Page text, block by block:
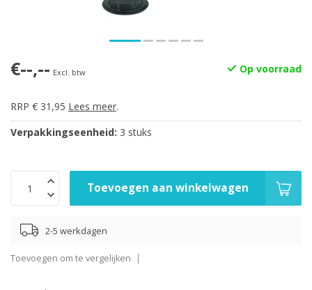
€--,-- Excl. btw Op voorraad
RRP € 31,95 Lees meer.
Verpakkingseenheid: 3 stuks
Toevoegen aan winkelwagen
2-5 werkdagen
Toevoegen om te vergelijken